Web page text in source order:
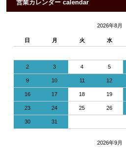
営業カレンダー calendar
2026年8月
日 月 火 水
2 3 4 5
9 10 11 12
16 17 18 19
23 24 25 26
30 31
2026年9月